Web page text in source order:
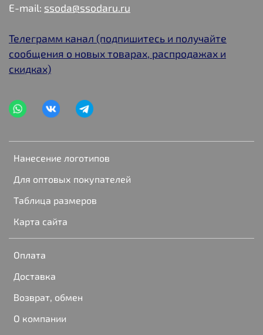
Нанесение логотипов
Для оптовых покупателей
Таблица размеров
Карта сайта
Оплата
Доставка
Возврат, обмен
О компании
E-mail: ssoda@ssodaru.ru
Телеграмм канал (подпишитесь и получайте
сообщения о новых товарах, распродажах и
скидках)